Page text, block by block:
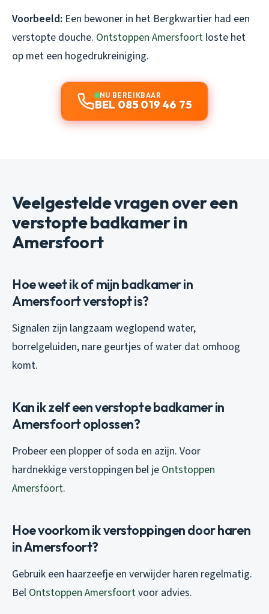
Voorbeeld: Een bewoner in het Bergkwartier had een
verstopte douche. Ontstoppen Amersfoort loste het
op met een hogedrukreiniging.
NU BEREIKBAAR
BEL 085 019 46 75
Veelgestelde vragen over een
verstopte badkamer in
Amersfoort
Hoe weet ik of mijn badkamer in
Amersfoort verstopt is?
Signalen zijn langzaam weglopend water,
borrelgeluiden, nare geurtjes of water dat omhoog
komt.
Kan ik zelf een verstopte badkamer in
Amersfoort oplossen?
Probeer een plopper of soda en azijn. Voor
hardnekkige verstoppingen bel je Ontstoppen
Amersfoort.
Hoe voorkom ik verstoppingen door haren
in Amersfoort?
Gebruik een haarzeefje en verwijder haren regelmatig.
Bel Ontstoppen Amersfoortvoor advies.